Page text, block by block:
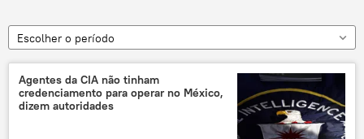
Escolher o período
Agentes da CIA não tinham
credenciamento para operar no México,
dizem autoridades